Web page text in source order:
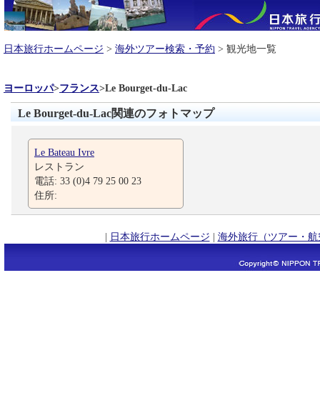
日本旅行ホームページ > 海外ツアー検索・予約 > 観光地一覧
ヨーロッパ>フランス>Le Bourget-du-Lac
Le Bourget-du-Lac関連のフォトマップ
Le Bateau Ivre
レストラン
電話: 33 (0)4 79 25 00 23
住所:
| 日本旅行ホームページ | 海外旅行（ツアー・航